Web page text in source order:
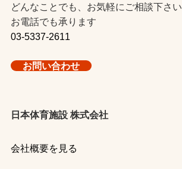
どんなことでも、お気軽にご相談下さい
お電話でも承ります
03-5337-2611
お問い合わせ
日本体育施設 株式会社
会社概要を見る